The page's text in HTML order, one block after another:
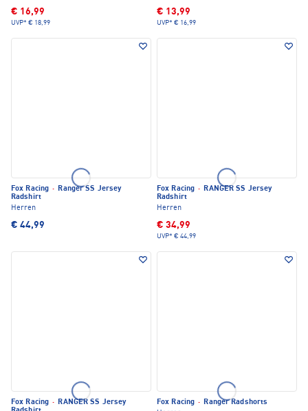
€ 16,99
UVP* € 18,99
€ 13,99
UVP* € 16,99
Fox Racing · Ranger SS Jersey
Radshirt
Herren
€ 44,99
Fox Racing · RANGER SS Jersey
Radshirt
Herren
€ 34,99
UVP* € 44,99
Fox Racing · RANGER SS Jersey
Fox Racing · Ranger Radshorts